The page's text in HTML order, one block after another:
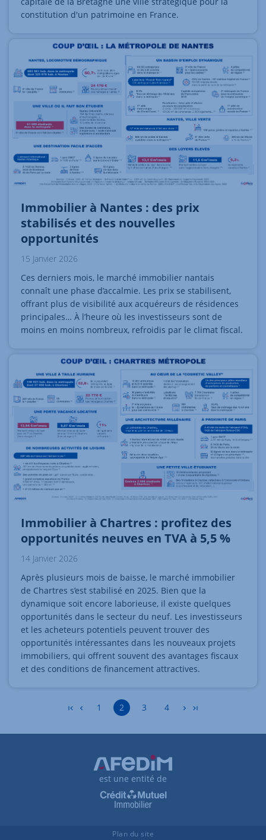
constitution d'un patrimoine en France.
Immobilier à Nantes : des prix
stabilisés et des nouvelles
opportunités
15 Janvier 2026
Ces derniers mois, le marché immobilier nantais
connaît une phase d’accalmie. Les prix se stabilisent,
offrant plus de visibilité aux acquéreurs de résidences
principales… À l’heure où les investisseurs sont de
moins en moins nombreux, refroidis par le climat fiscal.
Immobilier à Chartres : profitez des
opportunités neuves en TVA à 5,5 %
14 Janvier 2026
Après plusieurs mois de baisse, le marché immobilier
de Chartres s’est stabilisé en 2025. Bien que la
dynamique soit encore laborieuse, il existe quelques
opportunités dans le secteur du neuf. Les investisseurs
et les acheteurs potentiels peuvent trouver des
opportunités intéressantes dans les nouveaux projets
immobiliers, qui offrent souvent des avantages fiscaux
et des conditions de financement attractives.
Accéder à la page
1 2 Accéder à la page
3 Accéder à la page
4
est une entité de
Plan du site